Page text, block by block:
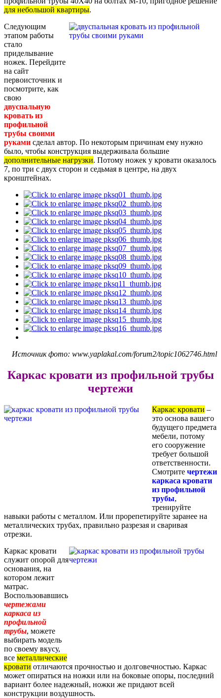
для небольшой квартиры.
Следующим
этапом работы
стало
приделывание
ножек. Перейдите
на сайт
первоисточник и
посмотрите, как
свою
двуспальную
кровать из
профильной
трубы своими
руками сделал автор. По некоторым причинам ему нужно
было, чтобы конструкция выдерживала большие
дополнительные нагрузки. Потому ножек у кровати оказалось
7, по три с двух сторон и седьмая в центре, на двух
кронштейнах.
Источник фото: www.yaplakal.com/forum2/topic1062746.html
Каркас кровати из профильной трубы
чертежи
Каркас кровати –
это основа вашего
будущего предмета
мебели, потому
его сооружение
требует большой
ответственности.
Смотрите чертежи
каркаса кровати
из профильной
трубы,
тренируйте
навыки работы с металлом. Или прорепетируйте заранее на
металлических трубах, правильно разрезая и сваривая
отрезки.
Каркас кровати
служит опорой для
основания, на
котором лежит
матрас.
Воспользовавшись
чертежами
каркаса из
профильной
трубы, можете
выбирать модель
по своему вкусу,
все металлические
кровати отличаются прочностью и долговечностью. Каркас
может опираться на ножки или на боковые опоры, последний
вариант более надежный, ножки же придают всей
конструкции воздушность.